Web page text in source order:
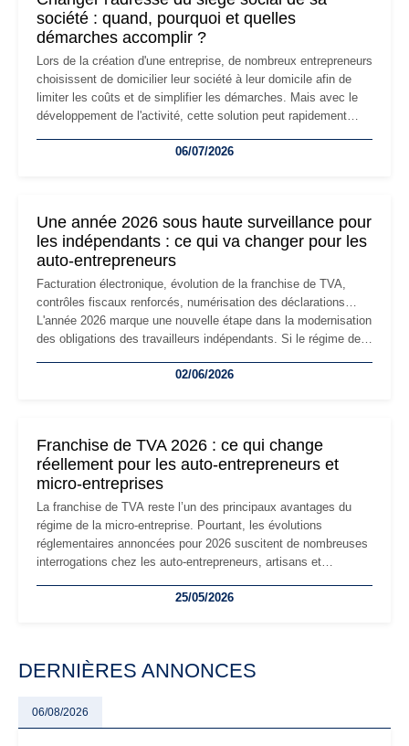
société : quand, pourquoi et quelles
démarches accomplir ?
Lors de la création d'une entreprise, de nombreux entrepreneurs
choisissent de domicilier leur société à leur domicile afin de
limiter les coûts et de simplifier les démarches. Mais avec le
développement de l'activité, cette solution peut rapidement
professionnels, recrutement, image de marque… Le
06/07/2026
Une année 2026 sous haute surveillance pour
les indépendants : ce qui va changer pour les
auto-entrepreneurs
Facturation électronique, évolution de la franchise de TVA,
contrôles fiscaux renforcés, numérisation des déclarations…
L'année 2026 marque une nouvelle étape dans la modernisation
des obligations des travailleurs indépendants. Si le régime de
les auto-entrepreneurs devront s'adapter à un environnement
02/06/2026
Franchise de TVA 2026 : ce qui change
réellement pour les auto-entrepreneurs et
micro-entreprises
La franchise de TVA reste l’un des principaux avantages du
régime de la micro-entreprise. Pourtant, les évolutions
réglementaires annoncées pour 2026 suscitent de nombreuses
interrogations chez les auto-entrepreneurs, artisans et
facturation ou risque de bascule vers la TVA : les règles
25/05/2026
DERNIÈRES ANNONCES
06/08/2026